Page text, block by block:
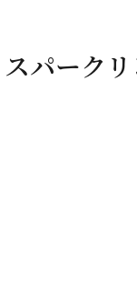
スパーク